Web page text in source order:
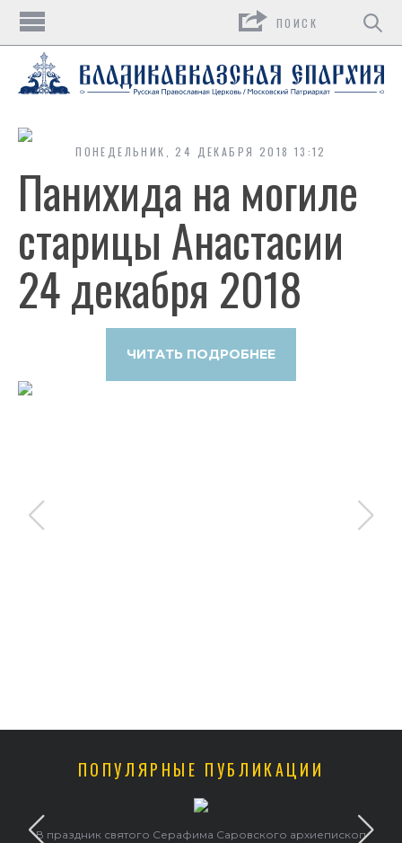
ПОНЕДЕЛЬНИК, 24 ДЕКАБРЯ 2018 13:12
Панихида на могиле
старицы Анастасии
24 декабря 2018
ЧИТАТЬ ПОДРОБНЕЕ
ПОПУЛЯРНЫЕ ПУБЛИКАЦИИ
В праздник святого Серафима Саровского архиепископ